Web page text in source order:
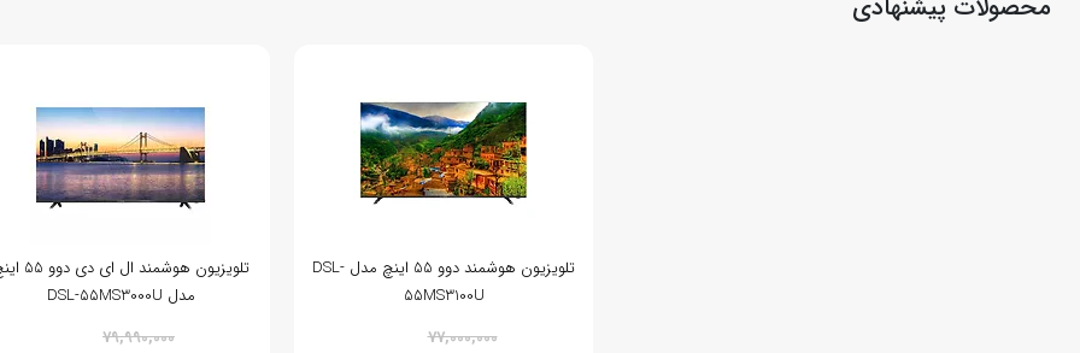
محصولات پیشنهادی
تلویزیون هوشمند دوو 55 اینچ مدل DSL-
55MS3100U
77,000,000
تلویزیون هوشمند ال
مدل DSL-55MS3000U
79,990,000